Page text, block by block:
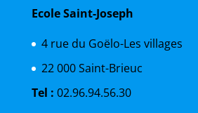
Ecole Saint-Joseph
4 rue du Goëlo-Les villages
22 000 Saint-Brieuc
Tel : 02.96.94.56.30